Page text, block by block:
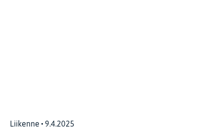
Liikenne 9.4.2025